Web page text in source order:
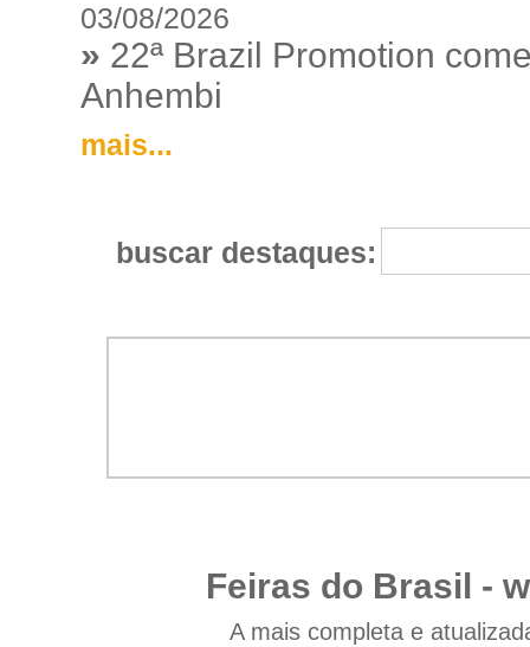
03/08/2026
» 22ª Brazil Promotion
Anhembi
mais...
buscar destaques:
Feiras do Brasil -
A mais completa e